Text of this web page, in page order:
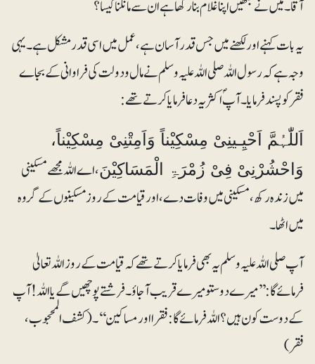
آقا ۔ میں نے جنھیں اپنا غلام بنارکھا ہے ان سے مانگنا کیسا؟
یہ بات کہنے اور لکھنے میں جس قدر آسان ہے، عمل میں اسی قدر مشکل ہے۔ یہی
وجہ ہے کہ رسول اللہ صلی اللہ علیہ وسلم نے مال ودولت کی فراوانی کے بجاے
فقر کو پسند فرمایا۔ آپؐ اکثر یہ دعا فرمایا کرتے تھے:
اَللّٰہُمَّ اَحْیِـینِیْ مِسْکِیْناً وَاَمِتْنِیْ مِسْکِیْناً،
وَاحْشُرْنِیْ فِیْ زُمْرَۃِ الْمَسَاکِیْنَ، اے اللہ مجھے مسکینی
میں زندہ رکھ، مسکینی میں وفات دے، اور قیامت کے روز مسکینوں کے گروہ
میں اٹھا۔
آپ صلی اللہ علیہ وسلم یہ بھی فرمایا کرتے تھے کہ قیامت کے روز اللہ تعالیٰ
فرمائے گا: ’’میرے دوستو میرے قریب آجاؤ۔ فرشتے پوچھیں گے یااللہ! آپ
کے دوست کون ہیں ؟ اللہ فرمائے گا: فقرا اور مساکین‘‘۔(کشف المحجوب،
فقر)